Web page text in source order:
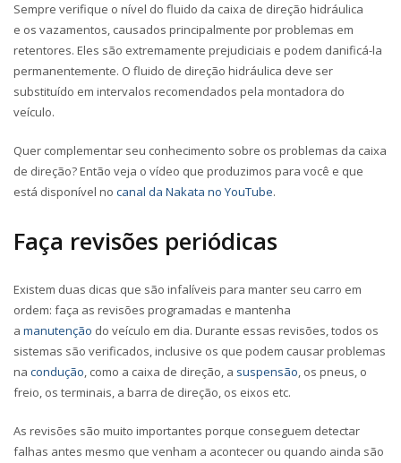
Sempre verifique o nível do fluido da caixa de direção hidráulica
e os vazamentos, causados principalmente por problemas em
retentores. Eles são extremamente prejudiciais e podem danificá-la
permanentemente. O fluido de direção hidráulica deve ser
substituído em intervalos recomendados pela montadora do
veículo.
Quer complementar seu conhecimento sobre os problemas da caixa
de direção? Então veja o vídeo que produzimos para você e que
está disponível no canal da Nakata no YouTube.
Faça revisões periódicas
Existem duas dicas que são infalíveis para manter seu carro em
ordem: faça as revisões programadas e mantenha
a manutenção do veículo em dia. Durante essas revisões, todos os
sistemas são verificados, inclusive os que podem causar problemas
na condução, como a caixa de direção, a suspensão, os pneus, o
freio, os terminais, a barra de direção, os eixos etc.
As revisões são muito importantes porque conseguem detectar
falhas antes mesmo que venham a acontecer ou quando ainda são